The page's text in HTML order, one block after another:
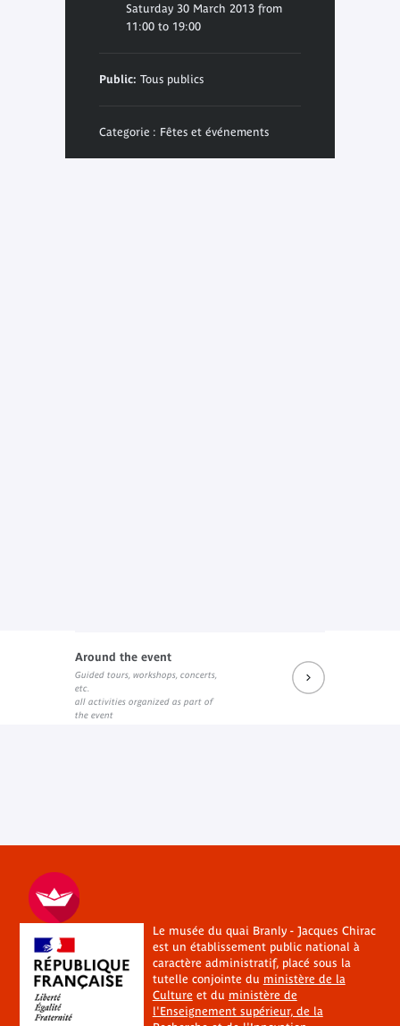
Saturday 30 March 2013 from
11:00 to 19:00
Public: Tous publics
Categorie : Fêtes et événements
Around the event
Guided tours, workshops, concerts,
etc.
all activities organized as part of
the event
Le musée du quai Branly - Jacques Chirac
est un établissement public national à
caractère administratif, placé sous la
tutelle conjointe du ministère de la
Cultureet du ministère de
l'Enseignement supérieur, de la